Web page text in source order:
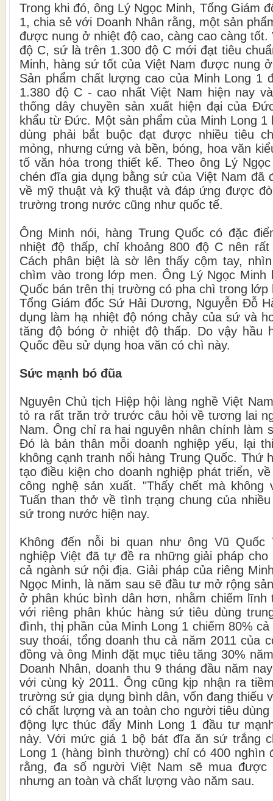
Trong khi đó, ông Lý Ngọc Minh, Tổng Giám
1, chia sẻ với Doanh Nhân rằng, một sản
được nung ở nhiệt độ cao, càng cao càng tốt.
độ C, sứ là trên 1.300 độ C mới đạt tiêu
Minh, hàng sứ tốt của Việt Nam được nung
Sản phẩm chất lượng cao của Minh Long 1
1.380 độ C - cao nhất Việt Nam hiện nay
thống dây chuyền sản xuất hiện đại của
khẩu từ Đức. Một sản phẩm của Minh Long 1
dùng phải bắt buộc đạt được nhiều tiêu
mỏng, nhưng cứng và bền, bóng, hoa văn
tố văn hóa trong thiết kế. Theo ông Lý
chén đĩa gia dụng bằng sứ của Việt Nam đã
về mỹ thuật và kỹ thuật và đáp ứng được
trường trong nước cũng như quốc tế.
Ông Minh nói, hàng Trung Quốc có đặc
nhiệt độ thấp, chỉ khoảng 800 độ C nên
Cách phân biệt là sờ lên thấy cộm tay,
chìm vào trong lớp men. Ông Lý Ngọc Minh
Quốc bán trên thị trường có pha chì trong lớp
Tổng Giám đốc Sứ Hải Dương, Nguyễn Đỗ
dụng làm hạ nhiệt độ nóng chảy của sứ và
tăng độ bóng ở nhiệt độ thấp. Do vậy hầu
Quốc đều sử dụng hoa văn có chì này.
Sức mạnh bó đũa
Nguyên Chủ tịch Hiệp hội làng nghề Việt
tỏ ra rất trăn trở trước câu hỏi về tương lai
Nam. Ông chỉ ra hai nguyên nhân chính làm
Đó là bản thân mỗi doanh nghiệp yếu, lại
không cạnh tranh nổi hàng Trung Quốc. Thứ
tạo điều kiện cho doanh nghiệp phát triển,
công nghệ sản xuất. "Thấy chết mà không
Tuấn than thở về tình trạng chung của
sứ trong nước hiện nay.
Không đến nỗi bi quan như ông Vũ Quốc
nghiệp Việt đã tự đề ra những giải pháp
cả ngành sứ nội địa. Giải pháp của riêng
Ngọc Minh, là năm sau sẽ đầu tư mở rộng
ở phân khúc bình dân hơn, nhằm chiếm lĩnh
với riêng phân khúc hàng sứ tiêu dùng
đình, thị phần của Minh Long 1 chiếm 80%
suy thoái, tổng doanh thu cả năm 2011 của
đồng và ông Minh đặt mục tiêu tăng 30%
Doanh Nhân, doanh thu 9 tháng đầu năm
với cùng kỳ 2011. Ông cũng kịp nhận ra
trường sứ gia dụng bình dân, vốn đang thiếu
có chất lượng và an toàn cho người tiêu
động lực thúc đẩy Minh Long 1 đầu tư
này. Với mức giá 1 bộ bát đĩa ăn sứ trắng
Long 1 (hàng bình thường) chỉ có 400 nghìn
rằng, đa số người Việt Nam sẽ mua được
nhưng an toàn và chất lượng vào năm sau.